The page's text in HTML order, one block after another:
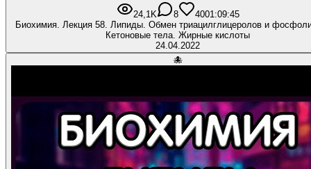
24,1K 8 4001:09:45
Биохимия. Лекция 58. Липиды. Обмен триацилглицеролов и
Кетоновые тела. Жирные кислоты
24.04.2022
🐙